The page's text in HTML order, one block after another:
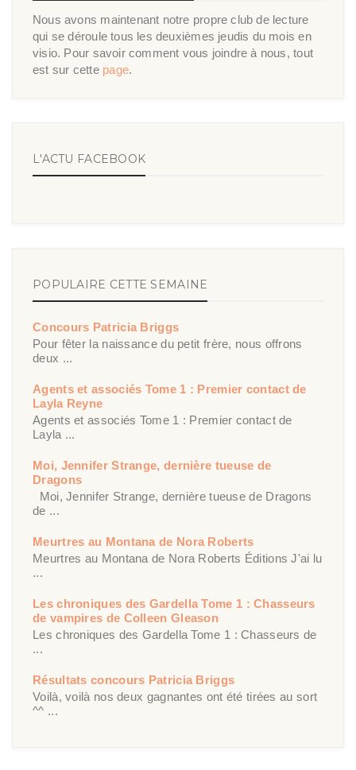
Nous avons maintenant notre propre club de lecture
qui se déroule tous les deuxièmes jeudis du mois en
visio. Pour savoir comment vous joindre à nous, tout
est sur cette page.
L'ACTU FACEBOOK
POPULAIRE CETTE SEMAINE
Concours Patricia Briggs
Pour fêter la naissance du petit frère, nous offrons
deux ...
Agents et associés Tome 1 : Premier contact de
Layla Reyne
Agents et associés Tome 1 : Premier contact de
Layla ...
Moi, Jennifer Strange, dernière tueuse de
Dragons
Moi, Jennifer Strange, dernière tueuse de Dragons
de ...
Meurtres au Montana de Nora Roberts
Meurtres au Montana de Nora Roberts Éditions J'ai lu
...
Les chroniques des Gardella Tome 1 : Chasseurs
de vampires de Colleen Gleason
Les chroniques des Gardella Tome 1 : Chasseurs de
...
Résultats concours Patricia Briggs
Voilà, voilà nos deux gagnantes ont été tirées au sort
^^ ...